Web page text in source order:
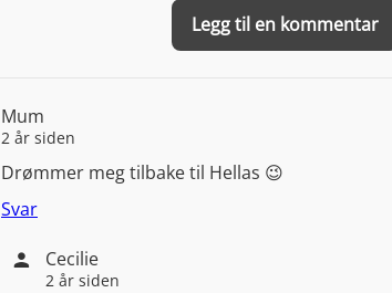
Legg til en kommentar
Mum
2 år siden
Drømmer meg tilbake til Hellas 😉
Svar
Cecilie
2 år siden